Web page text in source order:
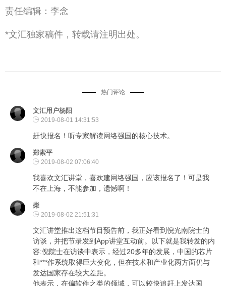
责任编辑：李念
*文汇独家稿件，转载请注明出处。
热门评论
文汇用户杨阳
2019-08-01 14:31:53
赶快报名！听专家解读网络强国的核心技术。
郑索平
2019-08-02 07:06:40
我喜欢文汇讲堂，喜欢建网络强国，应该报名了！可是我
不在上海，不能参加，遗憾啊！
柴
2019-08-02 21:51:31
文汇讲堂推出这档节目预告前，我正好看到倪光南院士的
访谈，并把节录发到App讲堂互动前。以下就是我转发的内
容:倪院士在访谈中表示，经过20多年的发展，中国的芯片
和***作系统取得巨大变化，但在技术和产业化两方面仍与
发达国家存在较大差距。
他表示，在偏软件之类的领域，可以较快追赶上发达国